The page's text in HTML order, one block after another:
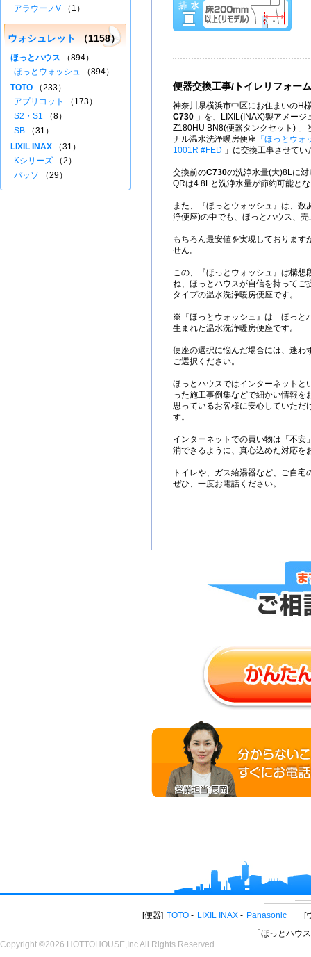
便器交換工事/トイレリフォーム
神奈川県横浜市中区にお住まいのH
C730 」 を、LIXIL(INAX)製アメージ
Z180HU BN8(便器タンクセット) 」
ナル温水洗浄暖房便座 『ほっとウォ
1001R #FED 」に交換工事させて
交換前のC730の洗浄水量(大)8Lに
QRは4.8Lと洗浄水量が節約可能と
また、『ほっとウォッシュ』は、数
浄便座)の中でも、ほっとハウス、
もちろん最安値を実現しております
せん。
この、『ほっとウォッシュ』は構想
ね、ほっとハウスが自信を持ってご
タイプの温水洗浄暖房便座です。
※『ほっとウォッシュ』は「ほっと
生まれた温水洗浄暖房便座です。
便座の選択に悩んだ場合には、迷わ
ご選択ください。
ほっとハウスではインターネットと
った施工事例集などで細かい情報を
思っているお客様に安心していただ
す。
インターネットでの買い物は「不安
消できるように、真心込めた対応を
トイレや、ガス給湯器など、ご自
ぜひ、一度お電話ください。
アラウーノV （1）
ウォシュレット （1158）
ほっとハウス （894）
ほっとウォッシュ （894）
TOTO （233）
アプリコット
（173）
S2・S1 （8）
SB （31）
LIXIL INAX （31）
Kシリーズ （2）
パッソ （29）
便器 TOTO LIXIL INAX Panasonic
「ほっとハウ
Copyright ©2026 HOTTOHOUSE,Inc All Rights Reserved.